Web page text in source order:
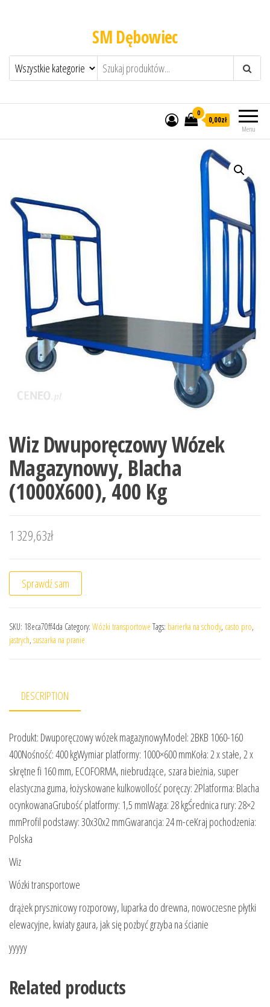
SM Dębowiec
Menu
0
0,00zł
Wiz Dwuporęczowy Wózek
Magazynowy, Blacha
(1000X600), 400 Kg
1 329,63zł
Sprawdź sam
SKU: 18eca70ff4da Category: Wózki transportowe Tags: barierka na schody, casto pro,
jastrych, suszarka na pranie
DESCRIPTION
Produkt: Dwuporęczowy wózek magazynowyModel: 2BKB 1060-160
400Nośność: 400 kgWymiar platformy: 1000×600 mmKoła: 2 x stałe, 2 x
skrętne fi 160 mm, ECOFORMA, niebrudzące, szara bieżnia, super
elastyczna guma, łożyskowane kulkowoIlość poręczy: 2Platforma: Blacha
ocynkowanaGrubość platformy: 1,5 mmWaga: 28 kgŚrednica rury: 28×2
mmProfil podstawy: 30x30x2 mmGwarancja: 24 m-ceKraj pochodzenia:
Polska
Wiz
Wózki transportowe
drążek prysznicowy rozporowy, luparka do drewna, nowoczesne płytki
elewacyjne, kwiaty gaura, jak się pozbyć grzyba na ścianie
yyyyy
Related products